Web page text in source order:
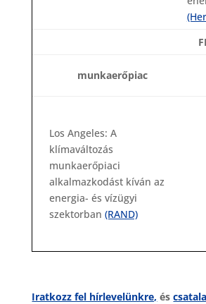
munkaerőpiac
Los Angeles: A
klímaváltozás
munkaerőpiaci
alkalmazkodást kíván az
energia- és vízügyi
szektorban (RAND)
Iratkozz fel hírlevelünkre, és